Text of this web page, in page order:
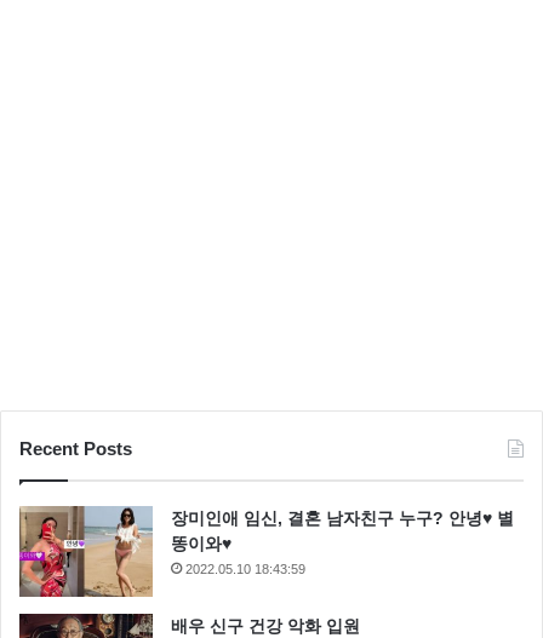
Recent Posts
장미인애 임신, 결혼 남자친구 누구? 안녕♥ 별
똥이와♥
2022.05.10 18:43:59
배우 신구 건강 악화 입원